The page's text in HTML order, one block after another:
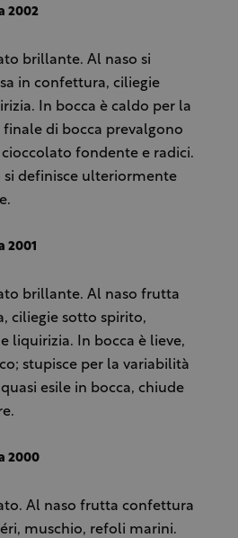
2002
brillante. Al naso si
in confettura, ciliegie
In bocca è caldo per la
di bocca prevalgono
fondente e radici.
si definisce ulteriormente
2001
brillante. Al naso frutta
ciliegie sotto spirito,
liquirizia. In bocca è lieve,
stupisce per la variabilità
esile in bocca, chiude
2000
Al naso frutta confettura
muschio, refoli marini.